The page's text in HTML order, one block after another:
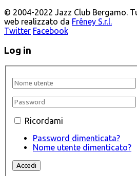
© 2004-2022 Jazz Club Bergamo.
web realizzato da Frêney S.r.l.
Twitter Facebook
Log in
Ricordami
Password dimenticata?
Nome utente dimenticato?